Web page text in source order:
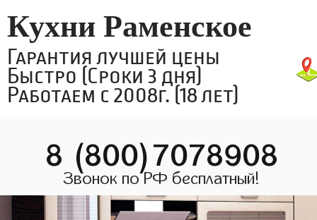
Кухни Раменское
Гарантия лучшей цены
Быстро (Сроки 3 дня)
Работаем с 2008г. (18 лет)
8 (800)7078908
Звонок по РФ бесплатный!